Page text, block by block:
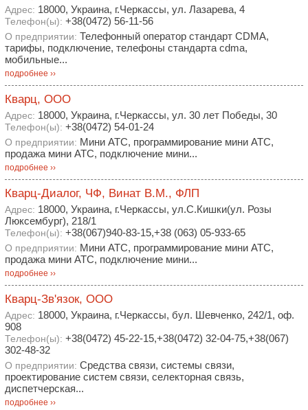
Адрес: 18000, Украина, г.Черкассы, ул. Лазарева, 4
Телефон(ы): +38(0472) 56-11-56
О предприятии: Телефонный оператор стандарт CDMA,
тарифы, подключение, телефоны стандарта cdma,
мобильные...
подробнее ››
Кварц, ООО
Адрес: 18000, Украина, г.Черкассы, ул. 30 лет Победы, 30
Телефон(ы): +38(0472) 54-01-24
О предприятии: Мини АТС, программирование мини АТС,
продажа мини АТС, подключение мини...
подробнее ››
Кварц-Диалог, ЧФ, Винат В.М., ФЛП
Адрес: 18000, Украина, г.Черкассы, ул.С.Кишки(ул. Розы
Люксембург), 218/1
Телефон(ы): +38(067)940-83-15,+38 (063) 05-933-65
О предприятии: Мини АТС, программирование мини АТС,
продажа мини АТС, подключение мини...
подробнее ››
Кварц-Зв'язок, ООО
Адрес: 18000, Украина, г.Черкассы, бул. Шевченко, 242/1, оф.
908
Телефон(ы): +38(0472) 45-22-15,+38(0472) 32-04-75,+38(067)
302-48-32
О предприятии: Средства связи, системы связи,
проектирование систем связи, селекторная связь,
диспетчерская...
подробнее ››